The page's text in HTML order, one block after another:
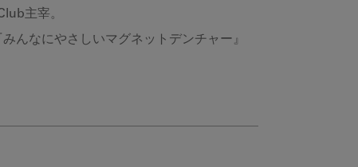
主宰。
んなにやさしいマグネットデンチャー』